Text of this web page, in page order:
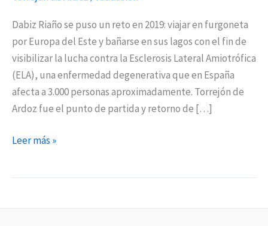
Dabiz Riaño se puso un reto en 2019: viajar en furgoneta
por Europa del Este y bañarse en sus lagos con el fin de
visibilizar la lucha contra la Esclerosis Lateral Amiotrófica
(ELA), una enfermedad degenerativa que en España
afecta a 3.000 personas aproximadamente. Torrejón de
Ardoz fue el punto de partida y retorno de […]
Leer más »